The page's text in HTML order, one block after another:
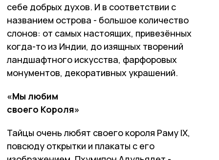
себе добрых духов. И в соответствии с
названием острова - большое количество
слонов: от самых настоящих, привезённых
когда-то из Индии, до изящных творений
ландшафтного искусства, фарфоровых
монументов, декоративных украшений.
«Мы любим
своего Короля»
Тайцы очень любят своего короля Раму IX,
повсюду открытки и плакаты с его